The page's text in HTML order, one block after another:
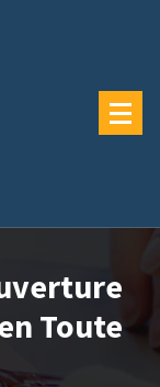
Toute